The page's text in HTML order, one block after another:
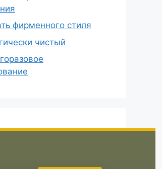
фирменного стиля
чистый